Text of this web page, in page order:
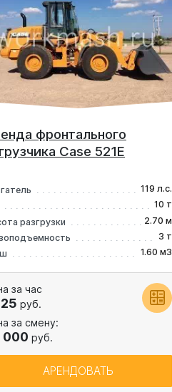
фронтального
Case 521E
119 л.с.
10 т
разгрузки
2.70 м
3 т
1.60 м3
за час
руб.
за смену:
000 руб.
АРЕНДОВАТЬ